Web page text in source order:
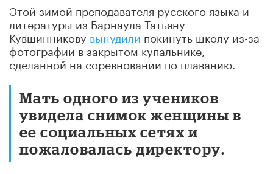
Этой зимой преподавателя русского языка и
литературы из Барнаула Татьяну
Кувшинникову вынудили покинуть школу из-за
фотографии в закрытом купальнике,
сделанной на соревновании по плаванию.
Мать одного из учеников
увидела снимок женщины в
ее социальных сетях и
пожаловалась директору.